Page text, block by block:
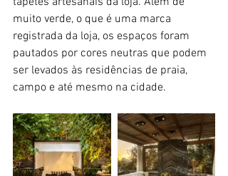
muito verde, o que é uma marca
registrada da loja, os espaços foram
pautados por cores neutras que podem
ser levados às residências de praia,
campo e até mesmo na cidade.